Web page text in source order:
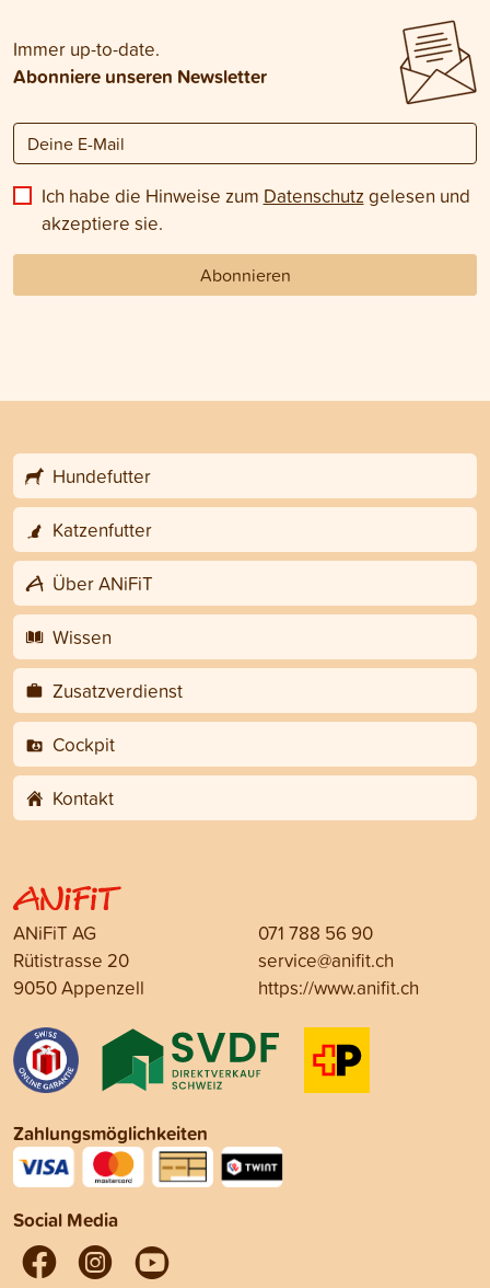
Immer up-to-date.
Abonniere unseren Newsletter
Ich habe die Hinweise zum Datenschutz gelesen und
akzeptiere sie.
Abonnieren
Hundefutter
Katzenfutter
Über ANiFiT
Wissen
Zusatzverdienst
Cockpit
Kontakt
ANiFiT AG
Rütistrasse 20
9050 Appenzell
071 788 56 90
service@anifit.ch
https://www.anifit.ch
Zahlungsmöglichkeiten
Social Media